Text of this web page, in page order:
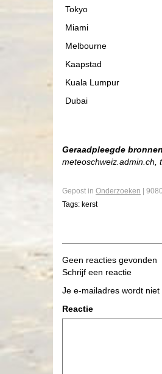
Tokyo
Miami
Melbourne
Kaapstad
Kuala Lumpur
Dubai
Geraadpleegde
meteoschweiz.admin.ch,
Gepost in Onderzoeken |
Tags: kerst
Geen reacties gevonden
Schrijf een reactie
Je e-mailadres wordt niet
Reactie